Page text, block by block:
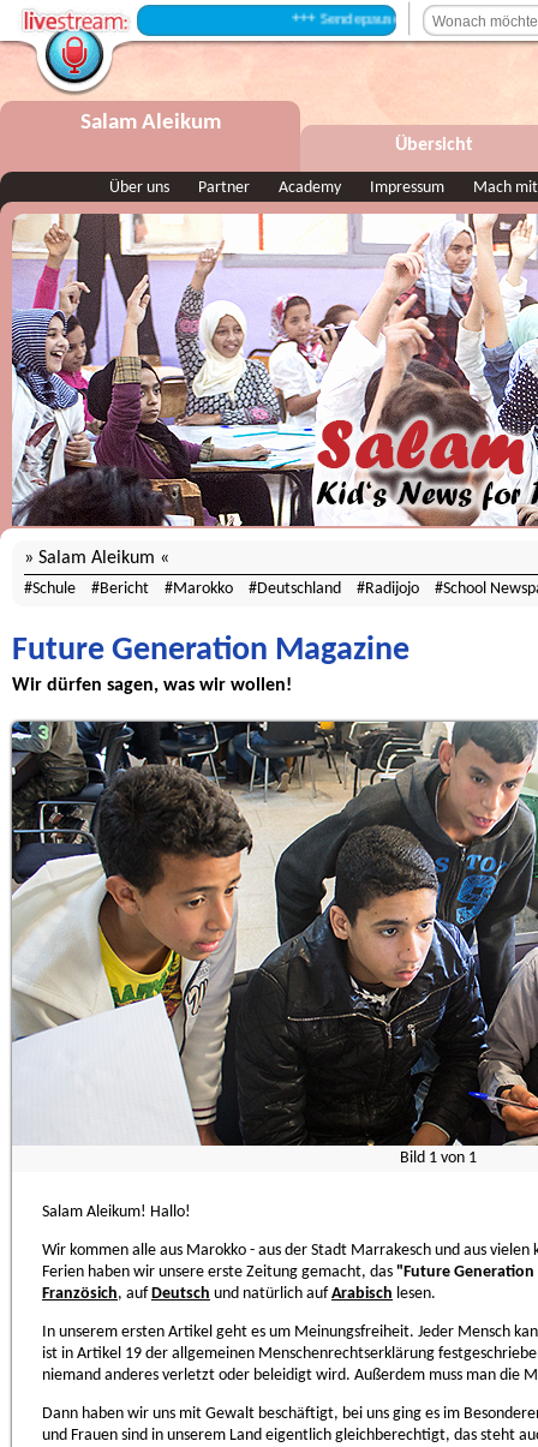
+++ Sendepause +++
Salam Aleikum
Übersicht
Über uns Partner Academy Impressum Mach mit
Salam Aleikum
Schule Bericht Marokko Deutschland Radijojo School
Future Generation Magazine
Wir dürfen sagen, was wir wollen!
Bild 1 von 1
Salam Aleikum! Hallo!
Wir kommen alle aus Marokko - aus der Stadt Marrakesch und aus
Ferien haben wir unsere erste Zeitung gemacht, das "Future Generation
Französich, aufDeutsch und natürlich aufArabisch lesen.
In unserem ersten Artikel geht es um Meinungsfreiheit. Jeder Mensch
ist in Artikel 19 der allgemeinen Menschenrechtserklärung
niemand anderes verletzt oder beleidigt wird. Außerdem muss man die
Dann haben wir uns mit Gewalt beschäftigt, bei uns ging es im
und Frauen sind in unserem Land eigentlich gleichberechtigt, das steht